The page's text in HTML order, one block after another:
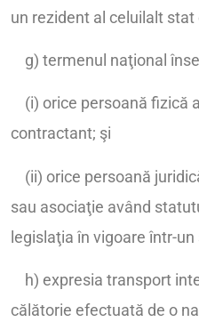
un rezident al celuilalt
g) termenul naţional
(i) orice persoană fizică
contractant; şi
(ii) orice persoană
sau asociaţie având
legislaţia în vigoare într-
h) expresia transport
călătorie efectuată de o